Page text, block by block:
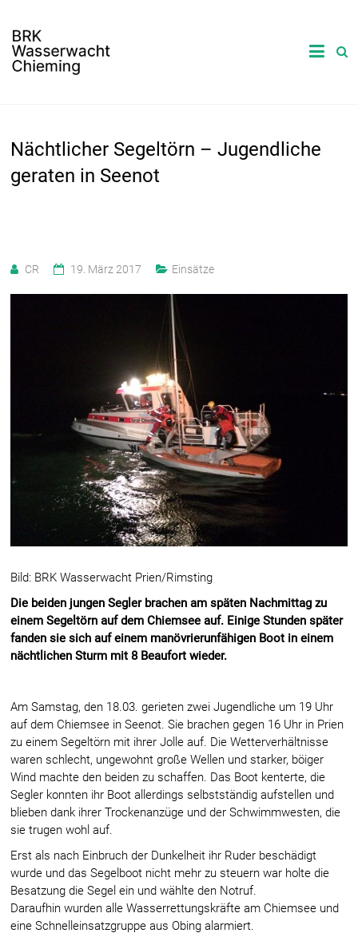
Nächtlicher Segeltörn – Jugendliche
geraten in Seenot
CR 19. März 2017 Einsätze
Bild: BRK Wasserwacht Prien/Rimsting
Die beiden jungen Segler brachen am späten Nachmittag zu
einem Segeltörn auf dem Chiemsee auf. Einige Stunden später
fanden sie sich auf einem manövrierunfähigen Boot in einem
nächtlichen Sturm mit 8 Beaufort wieder.
Am Samstag, den 18.03. gerieten zwei Jugendliche um 19 Uhr
auf dem Chiemsee in Seenot. Sie brachen gegen 16 Uhr in Prien
zu einem Segeltörn mit ihrer Jolle auf. Die Wetterverhältnisse
waren schlecht, ungewohnt große Wellen und starker, böiger
Wind machte den beiden zu schaffen. Das Boot kenterte, die
Segler konnten ihr Boot allerdings selbstständig aufstellen und
blieben dank ihrer Trockenanzüge und der Schwimmwesten, die
sie trugen wohl auf.
Erst als nach Einbruch der Dunkelheit ihr Ruder beschädigt
wurde und das Segelboot nicht mehr zu steuern war holte die
Besatzung die Segel ein und wählte den Notruf.
Daraufhin wurden alle Wasserrettungskräfte am Chiemsee und
eine Schnelleinsatzgruppe aus Obing alarmiert.